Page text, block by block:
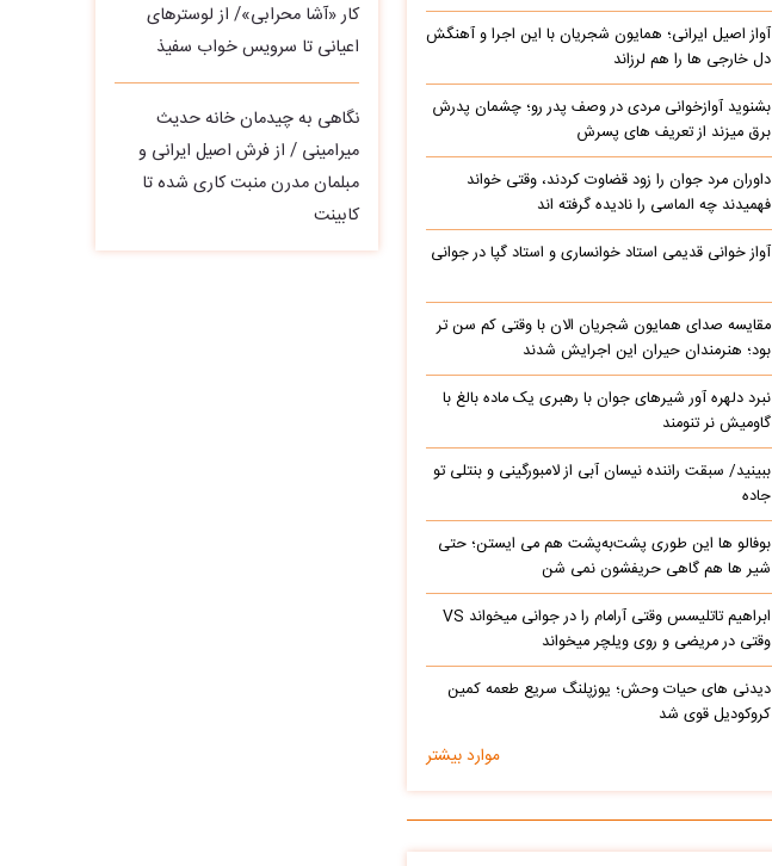
آواز اصیل ایرانی؛ همایون شجریان با این اجرا و آهنگش
دل خارجی ها را هم لرزاند
بشنوید آوازخوانی مردی در وصف پدر رو؛ چشمان پدرش
برق میزند از تعریف های پسرش
داوران مرد جوان را زود قضاوت کردند، وقتی خواند
فهمیدند چه الماسی را نادیده گرفته اند
آواز خوانی قدیمی استاد خوانساری و استاد گپا در جوانی
مقایسه صدای همایون شجریان الان با وقتی کم سن تر
بود؛ هنرمندان حیران این اجرایش شدند
نبرد دلهره آور شیرهای جوان با رهبری یک ماده بالغ با
گاومیش نر تنومند
ببینید/ سبقت راننده نیسان آبی از لامبورگینی و بنتلی تو
جاده
بوفالو ها این‌ طوری پشت‌به‌پشت هم می‌ ایستن؛ حتی
شیر ها هم گاهی حریفشون نمی‌ شن
ابراهیم تاتلیسس وقتی آرامام را در جوانی میخواند VS
وقتی در مریضی و روی ویلچر میخواند
دیدنی های حیات وحش؛ یوزپلنگ سریع طعمه کمین
کروکودیل قوی شد
موارد بیشتر
کار «آشا محرابی»/ از لوسترهای
اعیانی تا سرویس خواب سفیذ
نگاهی به چیدمان خانه حدیث
میرامینی / از فرش اصیل ایرانی و
مبلمان مدرن منبت‌ کاری‌ شده تا
کابینت